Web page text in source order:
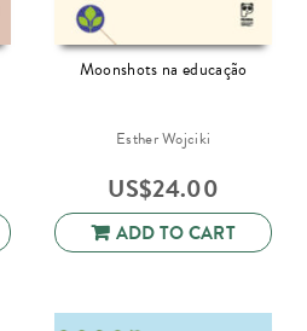
Moonshots na educação
Esther Wojciki
US$24.00
ADD TO CART